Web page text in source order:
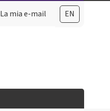
EN
La mia e-mail